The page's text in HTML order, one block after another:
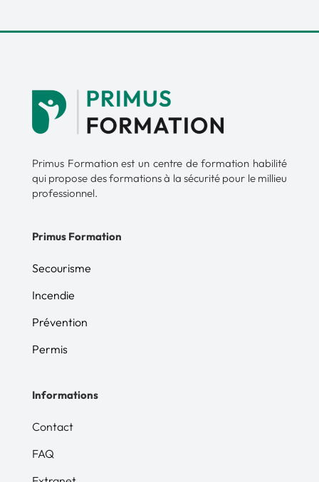
Primus Formation est un centre de formation habilité
qui propose des formations à la sécurité pour le millieu
professionnel.
Primus Formation
Secourisme
Incendie
Prévention
Permis
Informations
Contact
FAQ